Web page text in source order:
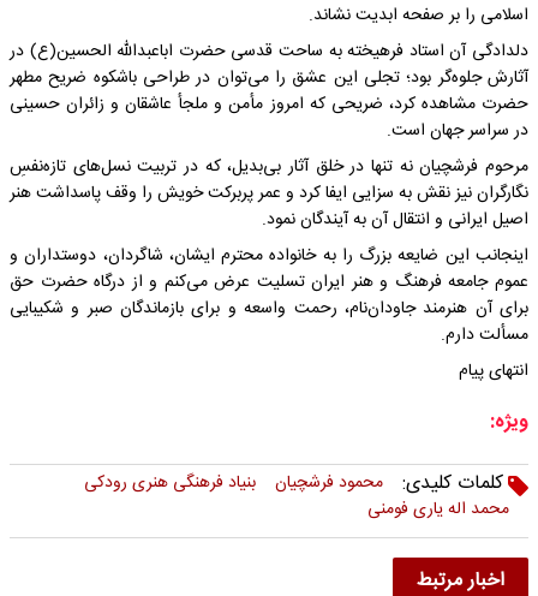
اسلامی را بر صفحه ابدیت نشاند.
دلدادگی آن استاد فرهیخته به ساحت قدسی حضرت اباعبدالله الحسین(ع) در
آثارش جلوه‌گر بود؛ تجلی این عشق را می‌توان در طراحی باشکوه ضریح مطهر
حضرت مشاهده کرد، ضریحی که امروز مأمن و ملجأ عاشقان و زائران حسینی
در سراسر جهان است.
مرحوم فرشچیان نه تنها در خلق آثار بی‌بدیل، که در تربیت نسل‌های تازه‌نفسِ
نگارگران نیز نقش به سزایی ایفا کرد و عمر پربرکت خویش را وقف پاسداشت هنر
اصیل ایرانی و انتقال آن به آیندگان نمود.
اینجانب این ضایعه بزرگ را به خانواده محترم ایشان، شاگردان، دوستداران و
عموم جامعه فرهنگ و هنر ایران تسلیت عرض می‌کنم و از درگاه حضرت حق
برای آن هنرمند جاودان‌نام، رحمت واسعه و برای بازماندگان صبر و شکیبایی
مسألت دارم.
انتهای پیام
ویژه:
کلمات کلیدی:
محمود فرشچیان
بنیاد فرهنگی هنری رودکی
محمد اله یاری فومنی
اخبار مرتبط